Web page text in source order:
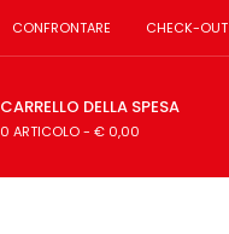
CONFRONTARE CHECK-OUT
CARRELLO DELLA SPESA
0 ARTICOLO- € 0,00